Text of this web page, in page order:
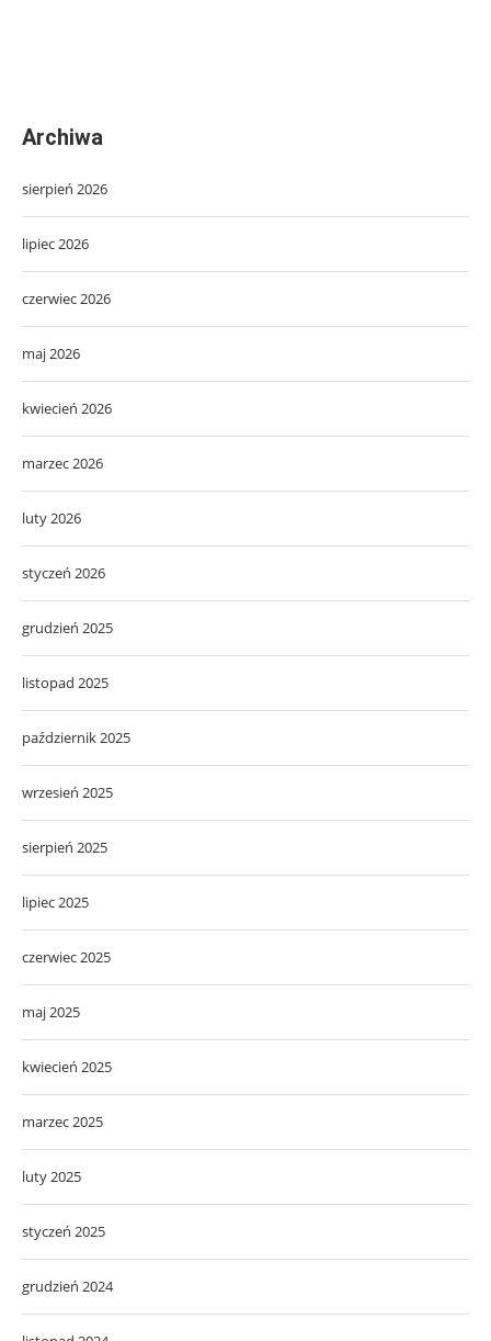
Archiwa
sierpień 2026
lipiec 2026
czerwiec 2026
maj 2026
kwiecień 2026
marzec 2026
luty 2026
styczeń 2026
grudzień 2025
listopad 2025
październik 2025
wrzesień 2025
sierpień 2025
lipiec 2025
czerwiec 2025
maj 2025
kwiecień 2025
marzec 2025
luty 2025
styczeń 2025
grudzień 2024